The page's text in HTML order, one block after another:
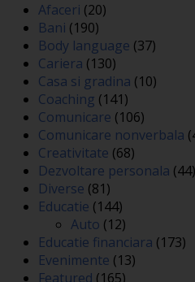
Afaceri (20)
Bani (190)
Body language (37)
Cariera (130)
Casa si gradina (10)
Coaching (141)
Comunicare (106)
Comunicare nonverbala
Creativitate (68)
Dezvoltare personala (44)
Diverse (81)
Educatie (144)
Auto (12)
Educatie financiara (173)
Evenimente (13)
Featured (165)